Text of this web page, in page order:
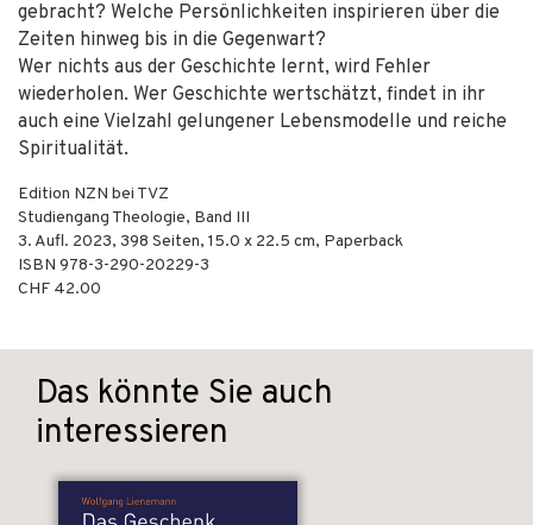
gebracht? Welche Persönlichkeiten inspirieren über die
Zeiten hinweg bis in die Gegenwart?
Wer nichts aus der Geschichte lernt, wird Fehler
wiederholen. Wer Geschichte wertschätzt, findet in ihr
auch eine Vielzahl gelungener Lebensmodelle und reiche
Spiritualität.
Edition NZN bei TVZ
Studiengang Theologie, Band III
3. Aufl. 2023, 398 Seiten, 15.0 x 22.5 cm, Paperback
ISBN 978-3-290-20229-3
CHF 42.00
Das könnte Sie auch
interessieren